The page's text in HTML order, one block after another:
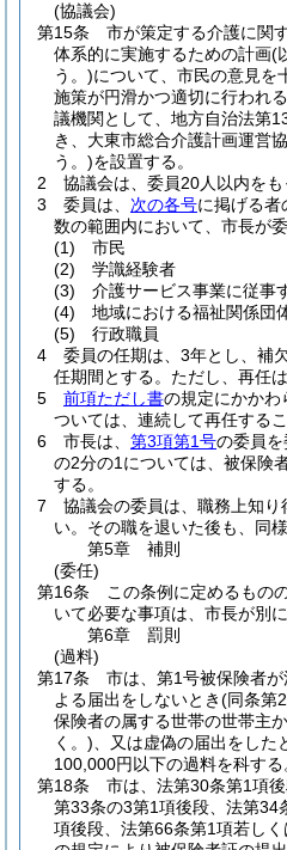
(協議会)
第15条
市が策定する介護に関
体系的に実施するための計画(
う。)について、市民の意見を
施策が円滑かつ適切に行われ
議機関として、地方自治法第
き、大東市総合介護計画運営
う。)を設置する。
2
協議会は、委員20人以内をも
3
委員は、 次の各号に掲げる者
数の範囲内において、市長が委
(1)
市民
(2)
学識経験者
(3)
介護サービス事業に従事
(4)
地域における福祉関係団
(5)
行政職員
4
委員の任期は、3年とし、補
任期間とする。 ただし、再任
5
前項ただし書の規定にかかわ
ついては、連続して再任する
6
市長は、 第3項第1号の委員
の2分の1については、被保険
する。
7
協議会の委員は、職務上知
い。 その職を退いた後も、同様
第5章
補則
(委任)
第16条
この条例に定めるもの
いて必要な事項は、市長が別に
第6章
罰則
(過料)
第17条
市は、第1号被保険者
よる届出をしないとき(同条第
保険者の属する世帯の世帯主
く。) 、又は虚偽の届出をした
100,000円以下の過料を科する
第18条
市は、法第30条第1項
第33条の3第1項後段、法第34
項後段、法第66条第1項若し